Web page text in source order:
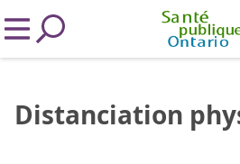
Distanciation